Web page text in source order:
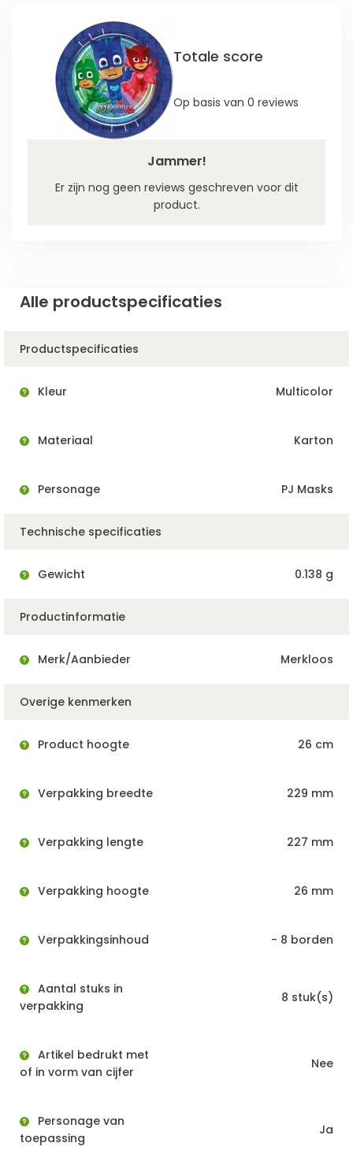
Jammer!
Er zijn nog geen reviews geschreven voor dit
product.
Totale score
Op basis van 0 reviews
Alle productspecificaties
Productspecificaties
Kleur Multicolor
Materiaal Karton
Personage PJ Masks
Technische specificaties
Gewicht 0.138 g
Productinformatie
Merk/Aanbieder Merkloos
Overige kenmerken
Product hoogte 26 cm
Verpakking breedte 229 mm
Verpakking lengte 227 mm
Verpakking hoogte 26 mm
Verpakkingsinhoud - 8 borden
Aantal stuks in
verpakking
8 stuk(s)
Artikel bedrukt met
of in vorm van cijfer
Nee
Personage van
toepassing
Ja